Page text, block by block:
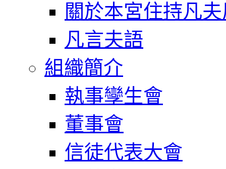
關於本宮住持凡
凡言夫語
組織簡介
執事孿生會
董事會
信徒代表大會